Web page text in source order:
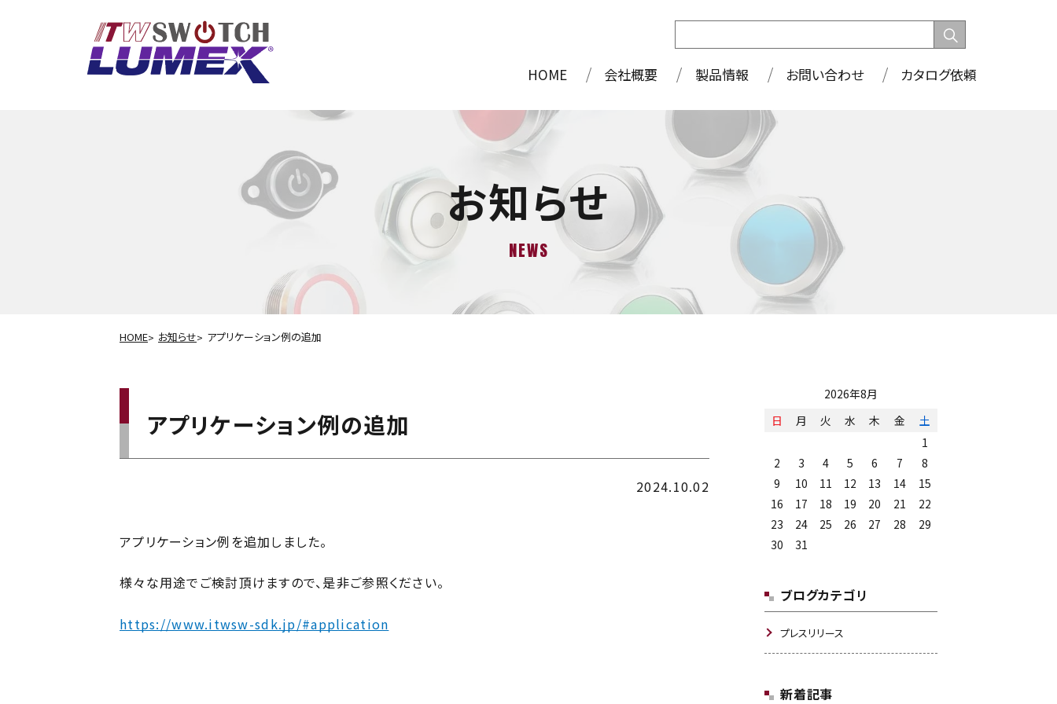
HOME 会社概要 製品情報 お問い合わせ カタログ依頼
お知らせ
NEWS
HOME お知らせ アプリケーション例の追加
アプリケーション例の追加
2024.10.02
アプリケーション例を追加しました。
様々な用途でご検討頂けますので、是非ご参照ください。
https://www.itwsw-sdk.jp/#application
2026年8月
日
月 火 水 木 金
土
1
2
3 4 5 6 7
8
9
10 11 12 13 14
15
16
17 18 19 20 21
22
23
24 25 26 27 28
29
30
31
ブログカテゴリ
プレスリリース
新着記事